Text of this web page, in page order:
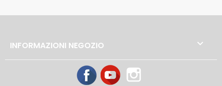
INFORMAZIONI NEGOZIO 
FacebookYouTube